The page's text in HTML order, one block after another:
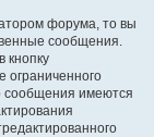
форума, то вы
сообщения.
кнопку
ограниченного
сообщения имеются